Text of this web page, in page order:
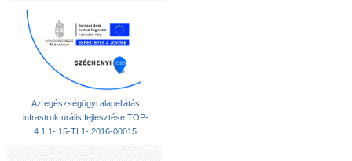
Az egészségügyi alapellátás
infrastrukturális fejlesztése TOP-
4.1.1- 15-TL1- 2016-00015